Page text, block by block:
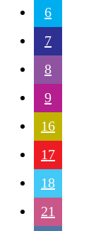
6
7
8
9
16
17
18
21